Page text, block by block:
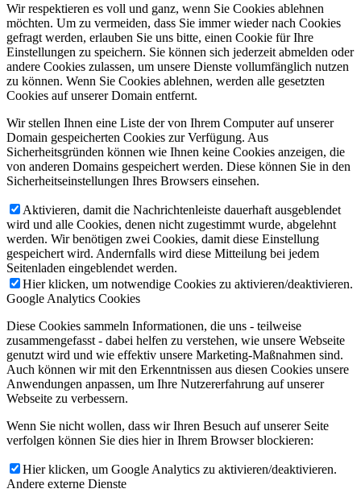
Wir respektieren es voll und ganz, wenn Sie Cookies ablehnen
möchten. Um zu vermeiden, dass Sie immer wieder nach Cookies
gefragt werden, erlauben Sie uns bitte, einen Cookie für Ihre
Einstellungen zu speichern. Sie können sich jederzeit abmelden oder
andere Cookies zulassen, um unsere Dienste vollumfänglich nutzen
zu können. Wenn Sie Cookies ablehnen, werden alle gesetzten
Cookies auf unserer Domain entfernt.
Wir stellen Ihnen eine Liste der von Ihrem Computer auf unserer
Domain gespeicherten Cookies zur Verfügung. Aus
Sicherheitsgründen können wie Ihnen keine Cookies anzeigen, die
von anderen Domains gespeichert werden. Diese können Sie in den
Sicherheitseinstellungen Ihres Browsers einsehen.
Aktivieren, damit die Nachrichtenleiste dauerhaft ausgeblendet
wird und alle Cookies, denen nicht zugestimmt wurde, abgelehnt
werden. Wir benötigen zwei Cookies, damit diese Einstellung
gespeichert wird. Andernfalls wird diese Mitteilung bei jedem
Seitenladen eingeblendet werden.
Hier klicken, um notwendige Cookies zu aktivieren/deaktivieren.
Google Analytics Cookies
Diese Cookies sammeln Informationen, die uns - teilweise
zusammengefasst - dabei helfen zu verstehen, wie unsere Webseite
genutzt wird und wie effektiv unsere Marketing-Maßnahmen sind.
Auch können wir mit den Erkenntnissen aus diesen Cookies unsere
Anwendungen anpassen, um Ihre Nutzererfahrung auf unserer
Webseite zu verbessern.
Wenn Sie nicht wollen, dass wir Ihren Besuch auf unserer Seite
verfolgen können Sie dies hier in Ihrem Browser blockieren:
Hier klicken, um Google Analytics zu aktivieren/deaktivieren.
Andere externe Dienste